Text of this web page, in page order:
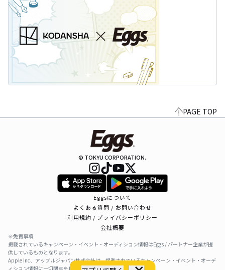
PAGE TOP
© TOKYU CORPORATION.
Eggsについて
よくある質問 / お問い合わせ
利用規約 / プライバシーポリシー
会社概要
※免責事項
掲載されているキャンペーン・イベント・オーディション情報はEggs / パートナー企業が提
供しているものとなります。
Apple Inc、アップルジャパン株式会社は、掲載されているキャンペーン・イベント・オーデ
ィション情報に一切関与をしておりません。